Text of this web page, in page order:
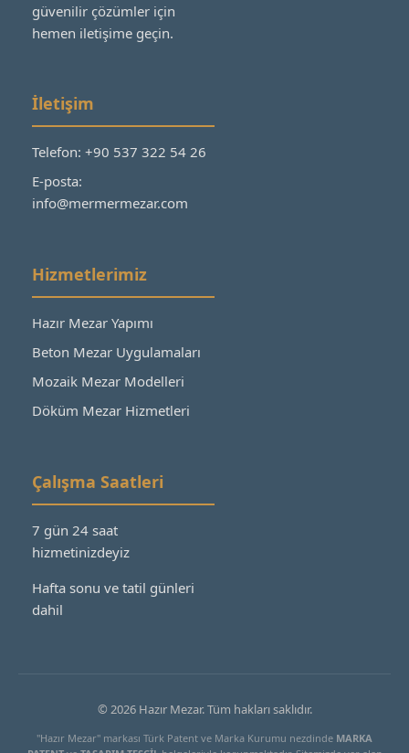
güvenilir çözümler için
hemen iletişime geçin.
İletişim
Telefon: +90 537 322 54 26
E-posta:
info@mermermezar.com
Hizmetlerimiz
Hazır Mezar Yapımı
Beton Mezar Uygulamaları
Mozaik Mezar Modelleri
Döküm Mezar Hizmetleri
Çalışma Saatleri
7 gün 24 saat
hizmetinizdeyiz
Hafta sonu ve tatil günleri
dahil
© 2026 Hazır Mezar. Tüm hakları saklıdır.
"Hazır Mezar" markası Türk Patent ve Marka Kurumu nezdinde MARKA